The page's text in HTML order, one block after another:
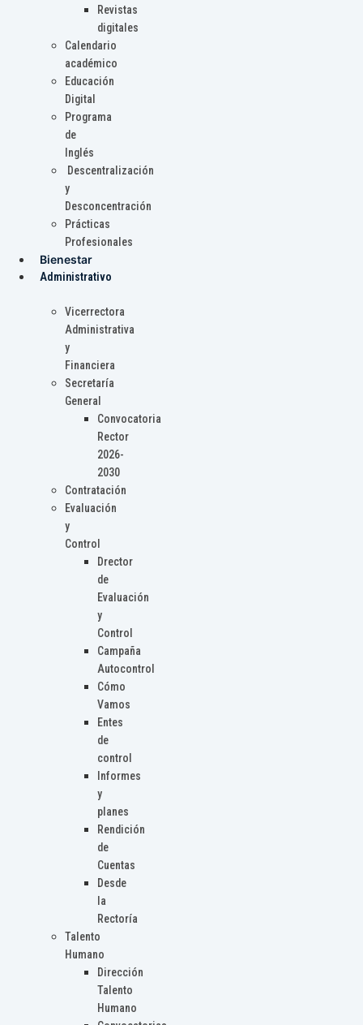
Revistas
digitales
Calendario
académico
Educación
Digital
Programa
de
Inglés
Descentralización
y
Desconcentración
Prácticas
Profesionales
Bienestar
Administrativo
Vicerrectora
Administrativa
y
Financiera
Secretaría
General
Convocatoria
Rector
2026-
2030
Contratación
Evaluación
y
Control
Drector
de
Evaluación
y
Control
Campaña
Autocontrol
Cómo
Vamos
Entes
de
control
Informes
y
planes
Rendición
de
Cuentas
Desde
la
Rectoría
Talento
Humano
Dirección
Talento
Humano